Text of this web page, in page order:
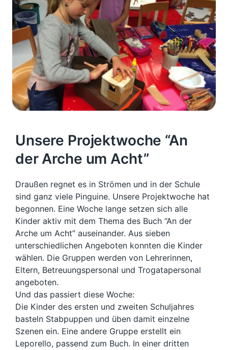
Unsere Projektwoche “An
der Arche um Acht”
Draußen regnet es in Strömen und in der Schule
sind ganz viele Pinguine. Unsere Projektwoche hat
begonnen. Eine Woche lange setzen sich alle
Kinder aktiv mit dem Thema des Buch “An der
Arche um Acht” auseinander. Aus sieben
unterschiedlichen Angeboten konnten die Kinder
wählen. Die Gruppen werden von Lehrerinnen,
Eltern, Betreuungspersonal und Trogatapersonal
angeboten.
Und das passiert diese Woche:
Die Kinder des ersten und zweiten Schuljahres
basteln Stabpuppen und üben damit einzelne
Szenen ein. Eine andere Gruppe erstellt ein
Leporello, passend zum Buch. In einer dritten